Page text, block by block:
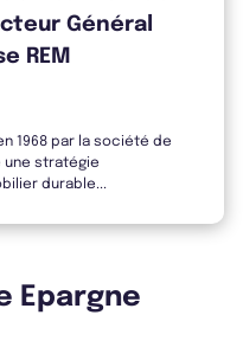
Général
REM
1968 par la société de
une stratégie
durable...
Epargne